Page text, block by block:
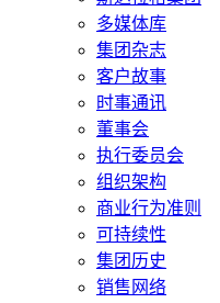
多媒体库
集团杂志
客户故事
时事通讯
董事会
执行委员会
组织架构
商业行为准则
可持续性
集团历史
销售网络